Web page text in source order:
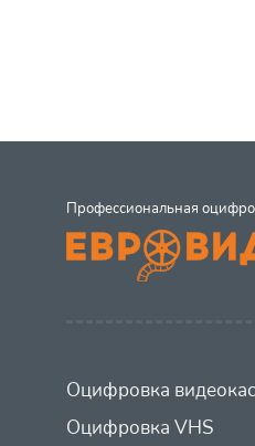
Профессиональная
Оцифровка
Оцифровка VHS